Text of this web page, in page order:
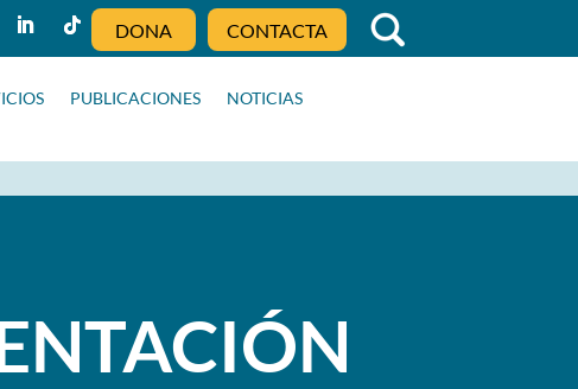
DONA CONTACTA
PUBLICACIONES
NOTICIAS